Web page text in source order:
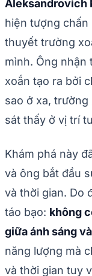
Aleksandrovich
hiện tượng
thuyết trường
mình. Ông nhận
xoắn tạo ra bởi
sao ở xa,
sát thấy ở vị trí
Khám phá này
và ông bắt đầu
và thời gian. Do
táo bạo: không
giữa ánh sáng
năng lượng mà
và thời gian tuy